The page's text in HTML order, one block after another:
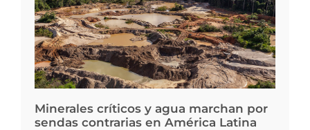
Minerales críticos y agua marchan por
sendas contrarias en América Latina